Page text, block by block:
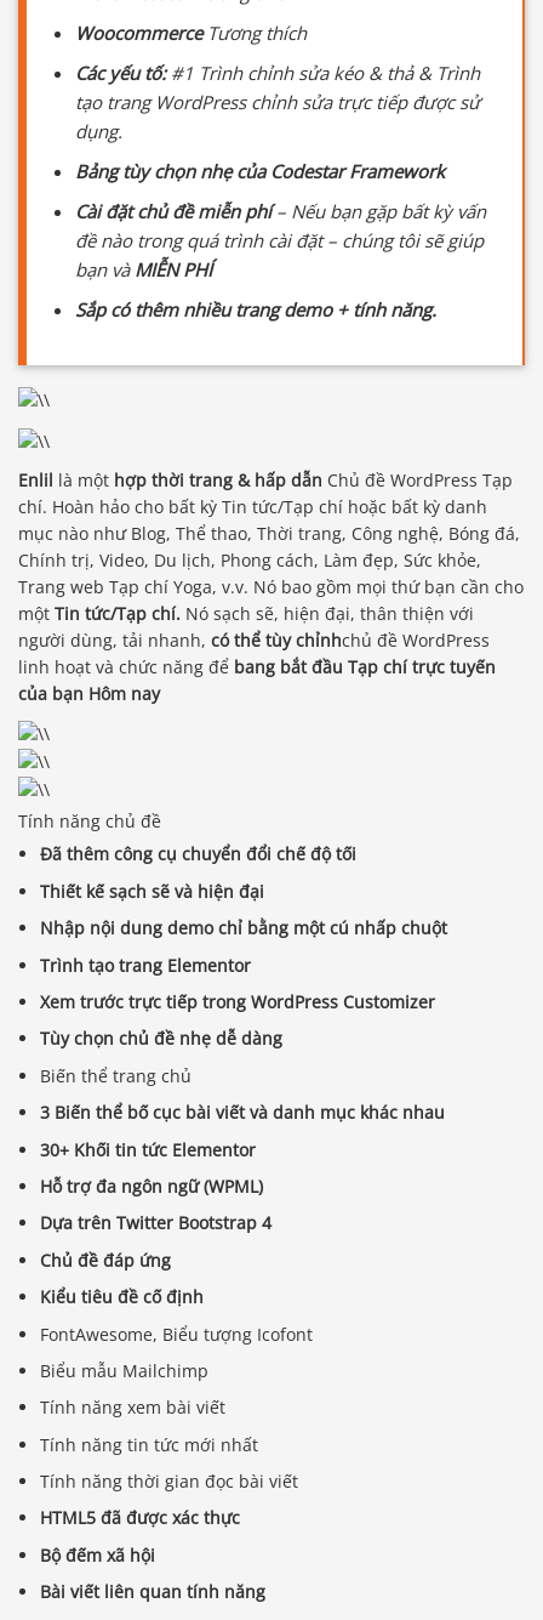
WoocommerceTương thích
Các yếu tố:#1 Trình chỉnh sửa kéo & thả & Trình
tạo trang WordPress chỉnh sửa trực tiếp được sử
dụng.
Bảng tùy chọn nhẹ của Codestar Framework
Cài đặt chủ đề miễn phí– Nếu bạn gặp bất kỳ vấn
đề nào trong quá trình cài đặt – chúng tôi sẽ giúp
bạn và MIỄN PHÍ
Sắp có thêm nhiều trang demo + tính năng.
Enlil là một hợp thời trang & hấp dẫn Chủ đề WordPress Tạp
chí. Hoàn hảo cho bất kỳ Tin tức/Tạp chí hoặc bất kỳ danh
mục nào như Blog, Thể thao, Thời trang, Công nghệ, Bóng đá,
Chính trị, Video, Du lịch, Phong cách, Làm đẹp, Sức khỏe,
Trang web Tạp chí Yoga, v.v. Nó bao gồm mọi thứ bạn cần cho
một Tin tức/Tạp chí. Nó sạch sẽ, hiện đại, thân thiện với
người dùng, tải nhanh, có thể tùy chỉnhchủ đề WordPress
linh hoạt và chức năng để bang bắt đầu Tạp chí trực tuyến
của bạn Hôm nay
Tính năng chủ đề
Đã thêm công cụ chuyển đổi chế độ tối
Thiết kế sạch sẽ và hiện đại
Nhập nội dung demo chỉ bằng một cú nhấp chuột
Trình tạo trang Elementor
Xem trước trực tiếp trong WordPress Customizer
Tùy chọn chủ đề nhẹ dễ dàng
Biến thể trang chủ
3 Biến thể bố cục bài viết và danh mục khác nhau
30+ Khối tin tức Elementor
Hỗ trợ đa ngôn ngữ (WPML)
Dựa trên Twitter Bootstrap 4
Chủ đề đáp ứng
Kiểu tiêu đề cố định
FontAwesome, Biểu tượng Icofont
Biểu mẫu Mailchimp
Tính năng xem bài viết
Tính năng tin tức mới nhất
Tính năng thời gian đọc bài viết
HTML5 đã được xác thực
Bộ đếm xã hội
Bài viết liên quan tính năng